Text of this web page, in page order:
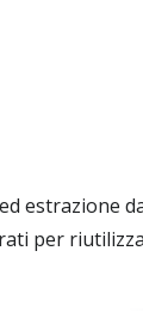
estrazione
per